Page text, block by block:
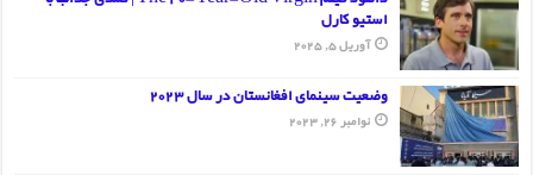
استیو کارل
آوریل 5, 2025
وضعیت سینمای افغانستان در سال 2023
نوامبر 26, 2023